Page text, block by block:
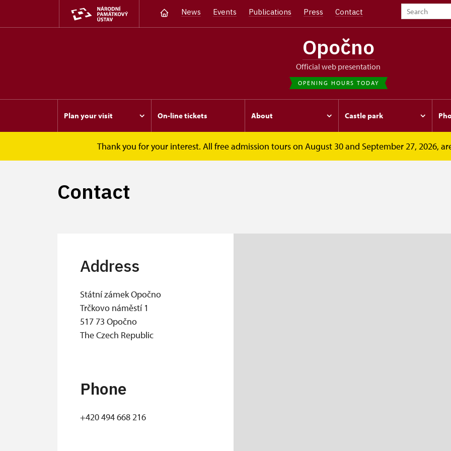
News Events Publications Press Contact
Opočno
Official web presentation
OPENING HOURS TODAY
Plan your visit On-line tickets About Castle park
Thank you for your interest. All free admission tours on August 30 and September 27, 2026,
Plan your visit Contact
Contact
Address
Státní zámek Opočno
Trčkovo náměstí 1
517 73 Opočno
The Czech Republic
Phone
+420 494 668 216